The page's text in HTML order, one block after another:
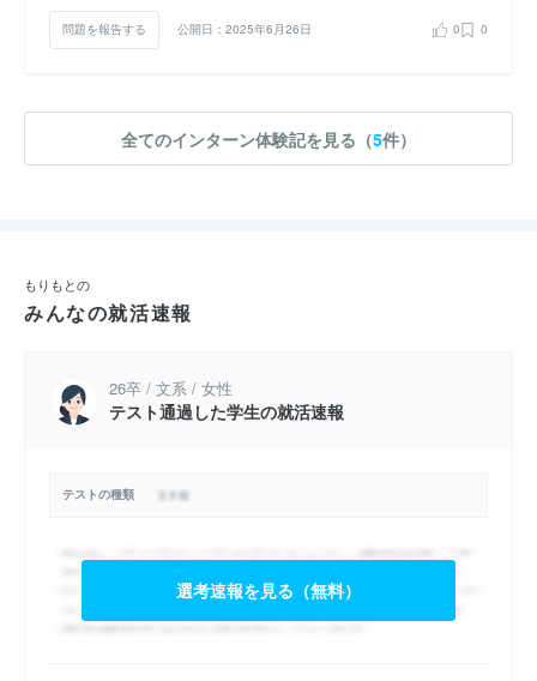
問題を報告する 公開日：2025年6月26日 0 0
全てのインターン体験記を見る（5件）
もりもとの
みんなの就活速報
26卒 / 文系 / 女性
テスト通過した学生の就活速報
テストの種類
選考速報を見る（無料）